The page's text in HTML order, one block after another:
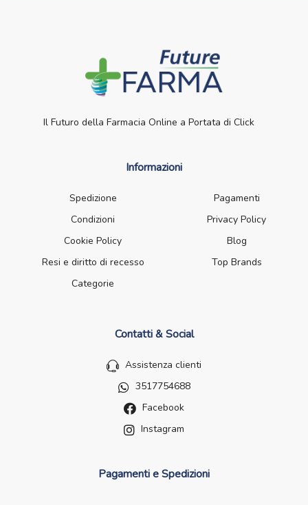
Il Futuro della Farmacia Online a Portata di Click
Informazioni
Spedizione
Pagamenti
Condizioni
Privacy Policy
Cookie Policy
Blog
Resi e diritto di recesso
Top Brands
Categorie
Contatti & Social
Assistenza clienti
3517754688
Facebook
Instagram
Pagamenti e Spedizioni